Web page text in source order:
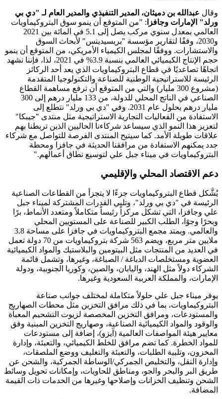
وقال عبدالله بن دميثان، المدير التنفيذي والمدير العام لـ "دي بي
ورلد" الإمارات وجافزا : "من المتوقع أن ينمو سوق البتروكيماويات
العالمي بمعدل سنوي مركب يصل إلى 5.1 في المائة بين 2021
و2030، وفقًا لتقارير مؤسسة "بريسيدينس" لأبحاث السوق
والاستشارات. ووفقًا لمجلس الكيمياء الأمريكي، من المتوقع أن ينمو
حجم الإنتاج الكيميائي العالمي بنسبة 3.9% في 2021، لذا، فإننا نشهد
اتجاهًا تصاعديًا في قطاع البتروكيماويات الذي يعد أحد الركائز
الرئيسة للاستراتيجية الوطنية للصناعة والتكنولوجيا المتقدمة
(مشروع 300 مليار) والتي من المتوقع أن ترفع مساهمة القطاع
الصناعي في الناتج المحلي للدولة، من 133 مليار درهم إلى 300
مليار درهم بحلول عام 2031. وفي "دي بي ورلد" نتطلع إلى
الاستفادة من الفعاليات التجارية الاستراتيجية مثل منتدى "جيبكا"
لتعزيز هذا النمو الذي سيساعد شركاءنا الحاليين الذين تربطنا بهم
علاقات طويلة الأمد. كما سيتيح المنتدى الفرصة للتواصل مع شركاء
جدد يمكنهم الاستفادة من مرافقنا الحديثة في جافزا ومحطة
البتروكيماويات في ميناء جبل علي لتوسيع نطاق أعمالهم."
دعم الاقتصاد المحلي والإقليمي
يُشَّكل قطاع البتروكيماويات جزءًا لا يتجزأ من القطاعات الصناعية
الرئيسة في "دي بي ورلد"، وتلبي القدرات المشتركة لميناء جبل
علي وجافزا، التي تشكل مركزاً رئيساً متكاملاً ومتعدد الأنماط، برًا
وبحرًا وجوًا، الطلب الكبير للصناعة على المستويين المحلي
والعالمي. ويمتد مجمع البتروكيماويات في جافزا على مساحة 3.8
ملايين متر مربع، ويضم 563 شركة بتروكيماويات من 70 دولة تعمل
في العديد من المنتجات مثل البيتومين والبلاستيك والمواد الكيميائية
العضوية ومستخلصات الدباغة / الصباغة، وغيرها، وتشمل قائمة
الشركاء دولاً مثل الهند، واليابان، والصين، وكوريا الجنوبية، ودولة
الإمارات، والمملكة العربية السعودية وغيرها.
يوفر ميناء جبل علي حلولاً متكاملة لمختلف جوانب صناعة
البتروكيماويات، بما في ذلك مرافق التخزين مثل محطات الصهاريج
والمستودعات، ومرافق التخزين المخصصة لزيوت التشحيم المعبأة
والوقود والمواد الكيميائية الصناعية، وصهاريج التخزين المبنية وفق
معايير هيئة المواصفات العالمية (آيزو)، إضافة إلى مستودعات
للمواد الخطرة. كما تضم مرافق للخلط الكيميائي، والتعبئة، وإدارة
المخزون، وتلبية الطلبات، والتعبئة والتغليف ووضع الملصقات،
وإدارة النقل، والتخليص الجمركي/الوساطة الجمركية، والشحن عن
طريق البر والبحر والجو، ومناطق للحاويات، وإمكانات تحويل وسائط
الشحن وتنظيف الخزانات وإصلاحها وغيرها من الخدمات ذات القيمة
المضافة.